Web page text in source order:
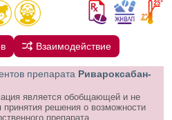
Взаимодействие
препарата Ривароксабан-
является обобщающей и не
решения о возможности
препарата.